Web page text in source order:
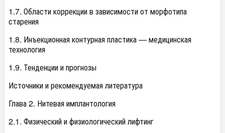
1.7. Области коррекции в зависимости от морфотипа
старения
1.8. Инъекционная контурная пластика — медицинская
технология
1.9. Тенденции и прогнозы
Источники и рекомендуемая литература
Глава 2. Нитевая имплантология
2.1. Физический и физиологический лифтинг